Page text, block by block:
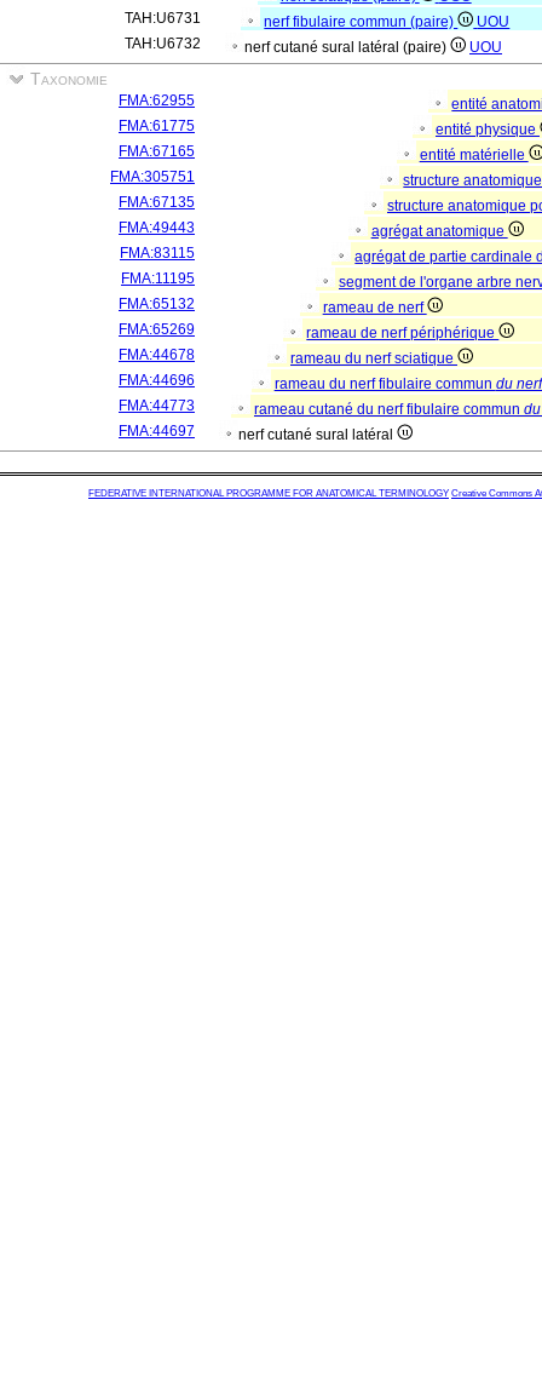
TAH:U6731
nerf fibulaire commun (paire)
UOU
TAH:U6732
nerf cutané sural latéral (paire) UOU
Taxonomie
FMA:62955
entité
FMA:61775
entité physique
FMA:67165
entité matérielle
FMA:305751
structure
FMA:67135
structure anatomique
FMA:49443
agrégat anatomique
FMA:83115
agrégat de partie cardinale
FMA:11195
segment de l'organe arbre
FMA:65132
rameau de nerf
FMA:65269
rameau de nerf périphérique
FMA:44678
rameau du nerf sciatique
FMA:44696
rameau du nerf fibulaire commun du
FMA:44773
rameau cutané du nerf fibulaire commun
FMA:44697
nerf cutané sural latéral
FEDERATIVE INTERNATIONAL PROGRAMME FOR ANATOMICAL TERMINOLOGY Creative Commons